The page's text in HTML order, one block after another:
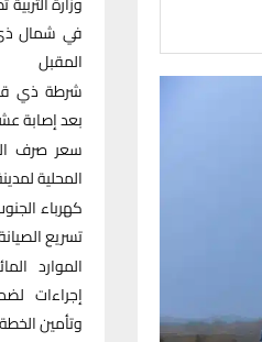
في شمال ذي
المقبل
شرطة ذي
بعد إصابة
سعر صرف
المحلية
كهرباء
تسريع
الموارد
إجراءات
وتأمين الخطة